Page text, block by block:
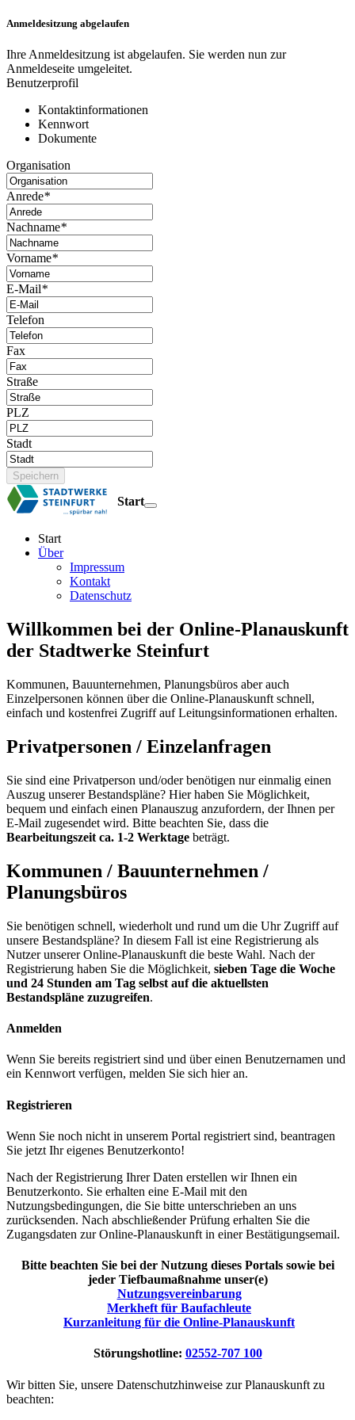
Anmeldesitzung abgelaufen
Ihre Anmeldesitzung ist abgelaufen. Sie werden nun zur
Anmeldeseite umgeleitet.
Benutzerprofil
Kontaktinformationen
Kennwort
Dokumente
Organisation
Anrede*
Nachname*
Vorname*
E-Mail*
Telefon
Fax
Straße
PLZ
Stadt
Speichern
Start
Start
Über
Impressum
Kontakt
Datenschutz
Willkommen bei der Online-Planauskunft
der Stadtwerke Steinfurt
Kommunen, Bauunternehmen, Planungsbüros aber auch
Einzelpersonen können über die Online-Planauskunft schnell,
einfach und kostenfrei Zugriff auf Leitungsinformationen erhalten.
Privatpersonen / Einzelanfragen
Sie sind eine Privatperson und/oder benötigen nur einmalig einen
Auszug unserer Bestandspläne? Hier haben Sie Möglichkeit,
bequem und einfach einen Planauszug anzufordern, der Ihnen per
E-Mail zugesendet wird. Bitte beachten Sie, dass die
Bearbeitungszeit ca. 1-2 Werktage beträgt.
Kommunen / Bauunternehmen /
Planungsbüros
Sie benötigen schnell, wiederholt und rund um die Uhr Zugriff auf
unsere Bestandspläne? In diesem Fall ist eine Registrierung als
Nutzer unserer Online-Planauskunft die beste Wahl. Nach der
Registrierung haben Sie die Möglichkeit, sieben Tage die Woche
und 24 Stunden am Tag selbst auf die aktuellsten
Bestandspläne zuzugreifen.
Anmelden
Wenn Sie bereits registriert sind und über einen Benutzernamen und
ein Kennwort verfügen, melden Sie sich hier an.
Registrieren
Wenn Sie noch nicht in unserem Portal registriert sind, beantragen
Sie jetzt Ihr eigenes Benutzerkonto!
Nach der Registrierung Ihrer Daten erstellen wir Ihnen ein
Benutzerkonto. Sie erhalten eine E-Mail mit den
Nutzungsbedingungen, die Sie bitte unterschrieben an uns
zurücksenden. Nach abschließender Prüfung erhalten Sie die
Zugangsdaten zur Online-Planauskunft in einer Bestätigungsemail.
Bitte beachten Sie bei der Nutzung dieses Portals sowie bei
jeder Tiefbaumaßnahme unser(e)
Nutzungsvereinbarung
Merkheft für Baufachleute
Kurzanleitung für die Online-Planauskunft
Störungshotline: 02552-707 100
Wir bitten Sie, unsere Datenschutzhinweise zur Planauskunft zu
beachten: